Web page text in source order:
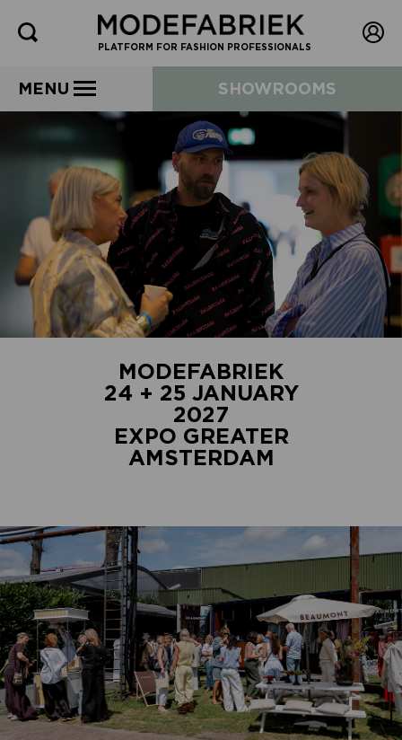
PLATFORM FOR FASHION PROFESSIONALS
MENU SHOWROOMS
MODEFABRIEK
24 + 25 JANUARY
2027
EXPO GREATER
AMSTERDAM